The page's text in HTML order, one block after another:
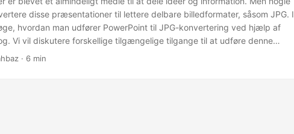
disse præsentationer til lettere delbare billedformater, såsom JPG. I
hvordan man udfører PowerPoint til JPG-konvertering ved hjælp af
Vi vil diskutere forskellige tilgængelige tilgange til at udføre denne
Cloud SDK.
· 6 min